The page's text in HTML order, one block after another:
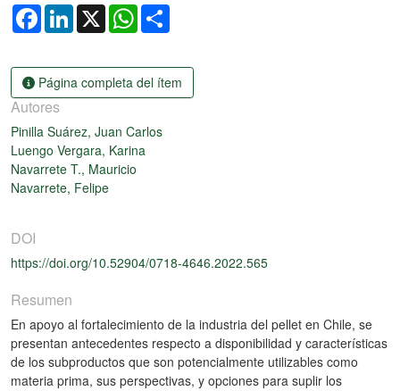
FacebookLinkedIn
X WhatsApp
Página completa del ítem
Autores
Pinilla Suárez, Juan Carlos
Luengo Vergara, Karina
Navarrete T., Mauricio
Navarrete, Felipe
DOI
https://doi.org/10.52904/0718-4646.2022.565
Resumen
En apoyo al fortalecimiento de la industria del pellet en Chile, se
presentan antecedentes respecto a disponibilidad y características
de los subproductos que son potencialmente utilizables como
materia prima, sus perspectivas, y opciones para suplir los